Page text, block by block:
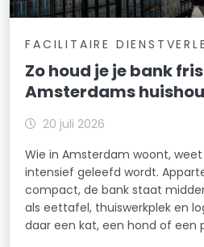
FACILITAIRE
Zo houd je je bank
Amsterdams
20 juli 2026
Wie in Amsterdam woont,
intensief geleefd wordt.
compact, de bank staat
als eettafel, thuiswerkplek en
daar een kat, een hond of een